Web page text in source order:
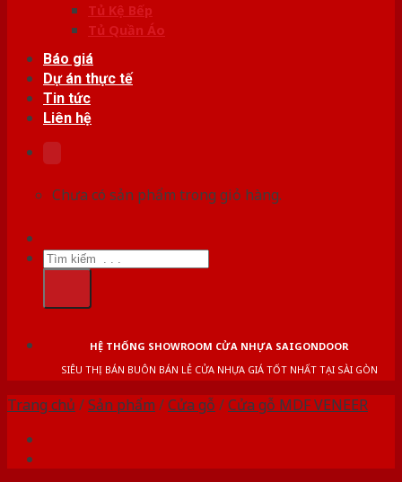
Tủ Kệ Bếp
Tủ Quần Áo
Báo giá
Dự án thực tế
Tin tức
Liên hệ
Chưa có sản phẩm trong giỏ hàng.
Tìm
kiếm:
HỆ THỐNG SHOWROOM CỬA NHỰA SAIGONDOOR
SIÊU THỊ BÁN BUÔN BÁN LẺ CỬA NHỰA GIÁ TỐT NHẤT TẠI SÀI GÒN
Trang chủ /Sản phẩm /Cửa gỗ /Cửa gỗ MDF VENEER